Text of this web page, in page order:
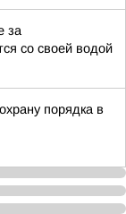
за
со своей водой
порядка в